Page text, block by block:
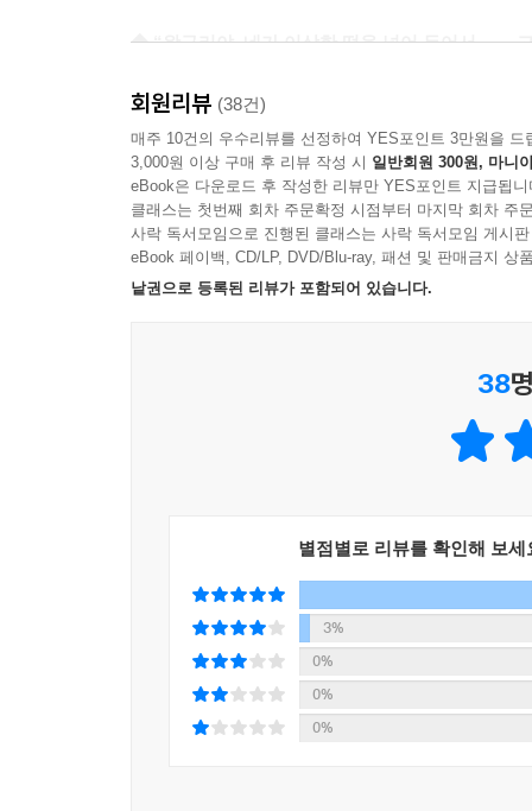
◆ “왕구리야, 네가 이상한 떡을 넣어 두어서……
고구마떡을 먹으면 고마운 마음이 생겨난다고?
왕구리를 좋아하는 마음에 말도 못 하고 충격에
이제, 소원 떡을 만드는 꼬랑지의 활약이 펼쳐진
편안해지기를, 먹으면 고마운 마음이 생겨나는
떡을 만든다. 선한 의도와 다르게 울퉁불퉁 엇
변함없이 다정하고 든든하게 느껴진다.
긍정적으로 바꾸는 ‘고마워’라는 말의 힘, 몸과
회원리뷰 (38건)
매주 10건의 우수리뷰를 선정하여 YES포인트 3만원을 드
3,000원 이상 구매 후 리뷰 작성 시 일반회원 300원, 마니
eBook은 다운로드 후 작성한 리뷰만 YES포인트 지급됩니
클래스는 첫번째 회차 주문확정 시점부터 마지막 회차 주
사락 독서모임으로 진행된 클래스는 사락 독서모임 게시
eBook 페이백, CD/LP, DVD/Blu-ray, 패션 및 판매금지 상
낱권으로 등록된 리뷰가 포함되어 있습니다.
38
별점별로 리뷰를 확인해 보세
3%
0%
0%
0%